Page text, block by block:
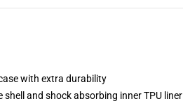
with extra durability
and shock absorbing inner TPU liner